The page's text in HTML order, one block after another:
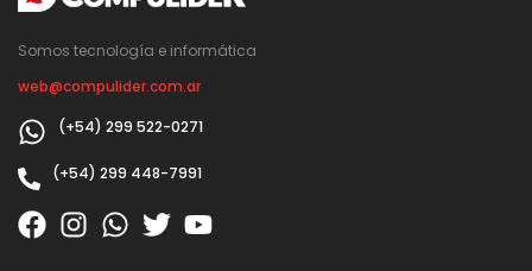
Somos tecnología e informática
web@compulider.com.ar
(+54) 299 522-0271
(+54) 299 448-7991